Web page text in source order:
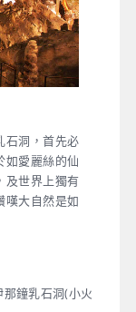
石洞，首先必
如愛麗絲的仙
及世界上獨有
嘆大自然是如
鐘乳石洞(小火